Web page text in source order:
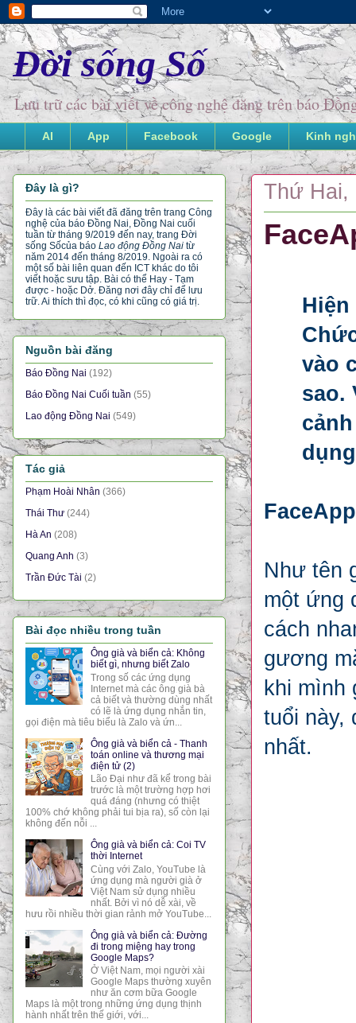
Đời sống Số
Lưu trữ các bài viết về công nghệ đăng trên báo
AI App Facebook Google Kinh
Thứ Hai,
vào
sao.
Như tên
một ứng
cách
gương
khi mình
tuổi này,
nhất.
Đây là gì?
Đây là các bài viết đã đăng trên trang Công
nghệ của báo Đồng Nai, Đồng Nai cuối
tuần từ tháng 9/2019 đến nay, trang Đời
sống Sốcủa báo Lao động Đồng Nai từ
năm 2014 đến tháng 8/2019. Ngoài ra có
một số bài liên quan đến ICT khác do tôi
viết hoặc sưu tập. Bài có thể Hay - Tạm
được - hoặc Dở. Đăng nơi đây chỉ để lưu
trữ. Ai thích thì đọc, có khi cũng có giá trị.
Nguồn bài đăng
Báo Đồng Nai (192)
Báo Đồng Nai Cuối tuần (55)
Lao động Đồng Nai (549)
Tác giả
Phạm Hoài Nhân (366)
Thái Thư (244)
Hà An (208)
Quang Anh (3)
Trần Đức Tài (2)
Bài đọc nhiều trong tuần
Ông già và biển cả: Không
biết gì, nhưng biết Zalo
Trong số các ứng dụng
Internet mà các ông già bà
cả biết và thường dùng nhất
có lẽ là ứng dụng nhắn tin,
gọi điện mà tiêu biểu là Zalo và ứn...
Ông già và biển cả - Thanh
toán online và thương mại
điện tử (2)
Lão Đại như đã kể trong bài
trước là một trường hợp hơi
quá đáng (nhưng có thiệt
100% chớ không phải tui bịa ra), số còn lại
không đến nỗi ...
Ông già và biển cả: Coi TV
thời Internet
Cùng với Zalo, YouTube là
ứng dụng mà người già ở
Việt Nam sử dụng nhiều
nhất. Bởi vì nó dễ xài, về
hưu rồi nhiều thời gian rảnh mở YouTube...
Ông già và biển cả: Đường
đi trong miệng hay trong
Google Maps?
Ở Việt Nam, mọi người xài
Google Maps thường xuyên
như ăn cơm bữa Google
Maps là một trong những ứng dụng thịnh
hành nhất trên thế giới, với...